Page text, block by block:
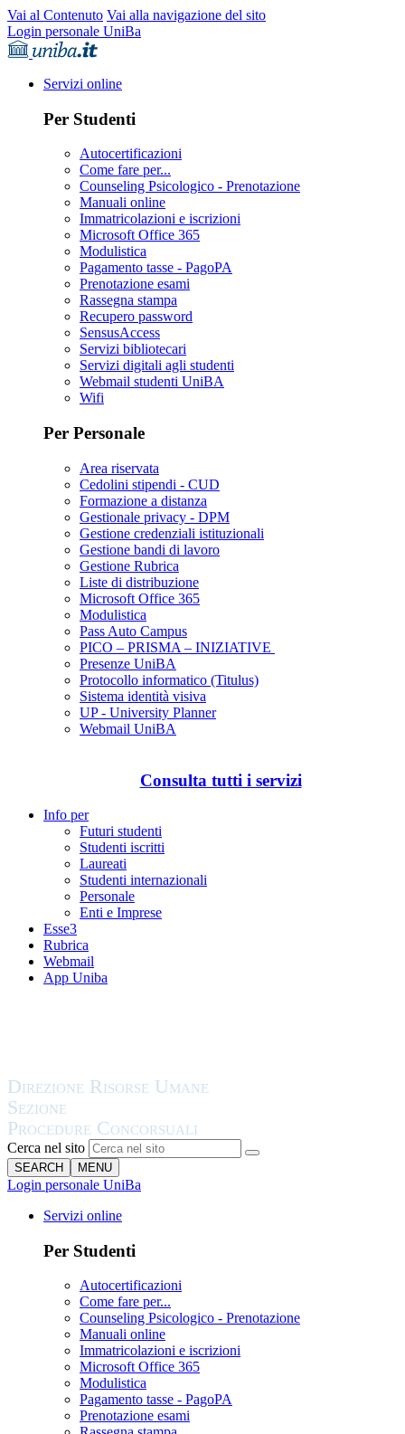
Vai al Contenuto Vai alla navigazione del sito
Login personale UniBa
Servizi online
Per Studenti
Autocertificazioni
Come fare per...
Counseling Psicologico - Prenotazione
Manuali online
Immatricolazioni e iscrizioni
Microsoft Office 365
Modulistica
Pagamento tasse - PagoPA
Prenotazione esami
Rassegna stampa
Recupero password
SensusAccess
Servizi bibliotecari
Servizi digitali agli studenti
Webmail studenti UniBA
Wifi
Per Personale
Area riservata
Cedolini stipendi - CUD
Formazione a distanza
Gestionale privacy - DPM
Gestione credenziali istituzionali
Gestione bandi di lavoro
Gestione Rubrica
Liste di distribuzione
Microsoft Office 365
Modulistica
Pass Auto Campus
PICO – PRISMA – INIZIATIVE
Presenze UniBA
Protocollo informatico (Titulus)
Sistema identità visiva
UP - University Planner
Webmail UniBA
Consulta tutti i servizi
Info per
Futuri studenti
Studenti iscritti
Laureati
Studenti internazionali
Personale
Enti e Imprese
Esse3
Rubrica
Webmail
App Uniba
Cerca nel sito
SEARCH MENU
Login personale UniBa
Servizi online
Per Studenti
Autocertificazioni
Come fare per...
Counseling Psicologico - Prenotazione
Manuali online
Immatricolazioni e iscrizioni
Microsoft Office 365
Modulistica
Pagamento tasse - PagoPA
Prenotazione esami